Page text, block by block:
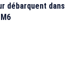
débarquent dans